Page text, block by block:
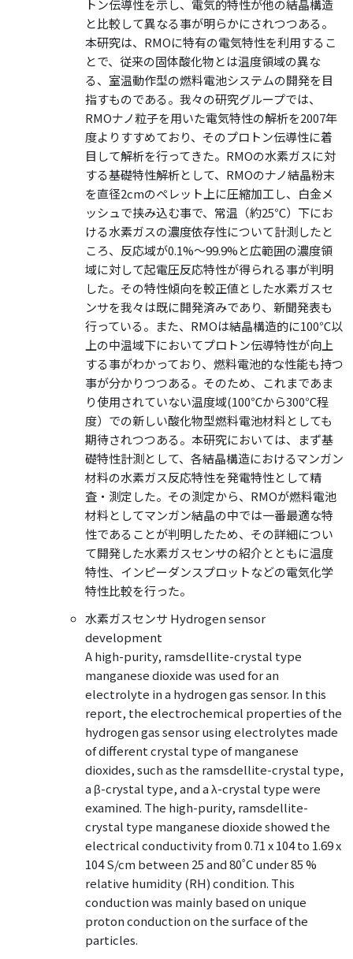
トン伝導性を示し、電気的特性が他の結晶構造
と比較して異なる事が明らかにされつつある。
本研究は、RMOに特有の電気特性を利用するこ
とで、従来の固体酸化物とは温度領域の異な
る、室温動作型の燃料電池システムの開発を目
指すものである。我々の研究グループでは、
RMOナノ粒子を用いた電気特性の解析を2007年
度よりすすめており、そのプロトン伝導性に着
目して解析を行ってきた。RMOの水素ガスに対
する基礎特性解析として、RMOのナノ結晶粉末
を直径2cmのペレット上に圧縮加工し、白金メ
ッシュで挟み込む事で、常温（約25℃）下にお
ける水素ガスの濃度依存性について計測したと
ころ、反応域が0.1%～99.9%と広範囲の濃度領
域に対して起電圧反応特性が得られる事が判明
した。その特性傾向を較正値とした水素ガスセ
ンサを我々は既に開発済みであり、新聞発表も
行っている。また、RMOは結晶構造的に100℃以
上の中温域下においてプロトン伝導特性が向上
する事がわかっており、燃料電池的な性能も持つ
事が分かりつつある。そのため、これまであま
り使用されていない温度域(100℃から300℃程
度）での新しい酸化物型燃料電池材料としても
期待されつつある。本研究においては、まず基
礎特性計測として、各結晶構造におけるマンガン
材料の水素ガス反応特性を発電特性として精
査・測定した。その測定から、RMOが燃料電池
材料としてマンガン結晶の中では一番最適な特
性であることが判明したため、その詳細につい
て開発した水素ガスセンサの紹介とともに温度
特性、インピーダンスプロットなどの電気化学
特性比較を行った。
水素ガスセンサ Hydrogen sensor
development
A high-purity, ramsdellite-crystal type
manganese dioxide was used for an
electrolyte in a hydrogen gas sensor. In this
report, the electrochemical properties of the
hydrogen gas sensor using electrolytes made
of different crystal type of manganese
dioxides, such as the ramsdellite-crystal type,
a β-crystal type, and a λ-crystal type were
examined. The high-purity, ramsdellite-
crystal type manganese dioxide showed the
electrical conductivity from 0.71 x 104 to 1.69 x
104 S/cm between 25 and 80˚C under 85 %
relative humidity (RH) condition. This
conduction was mainly based on unique
proton conduction on the surface of the
particles.